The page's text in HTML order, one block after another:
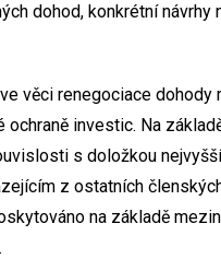
dohod, konkrétní návrhy
věci renegociace dohody
investic. Na
s doložkou
z ostatních
na základě